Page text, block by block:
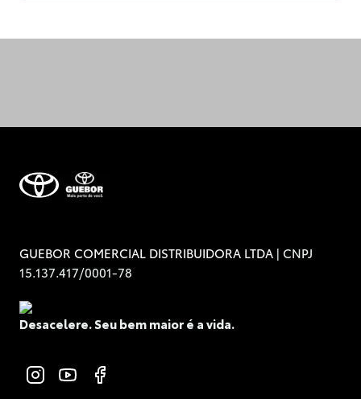
GUEBOR COMERCIAL DISTRIBUIDORA LTDA | CNPJ
15.137.417/0001-78
Desacelere. Seu bem maior é a vida.